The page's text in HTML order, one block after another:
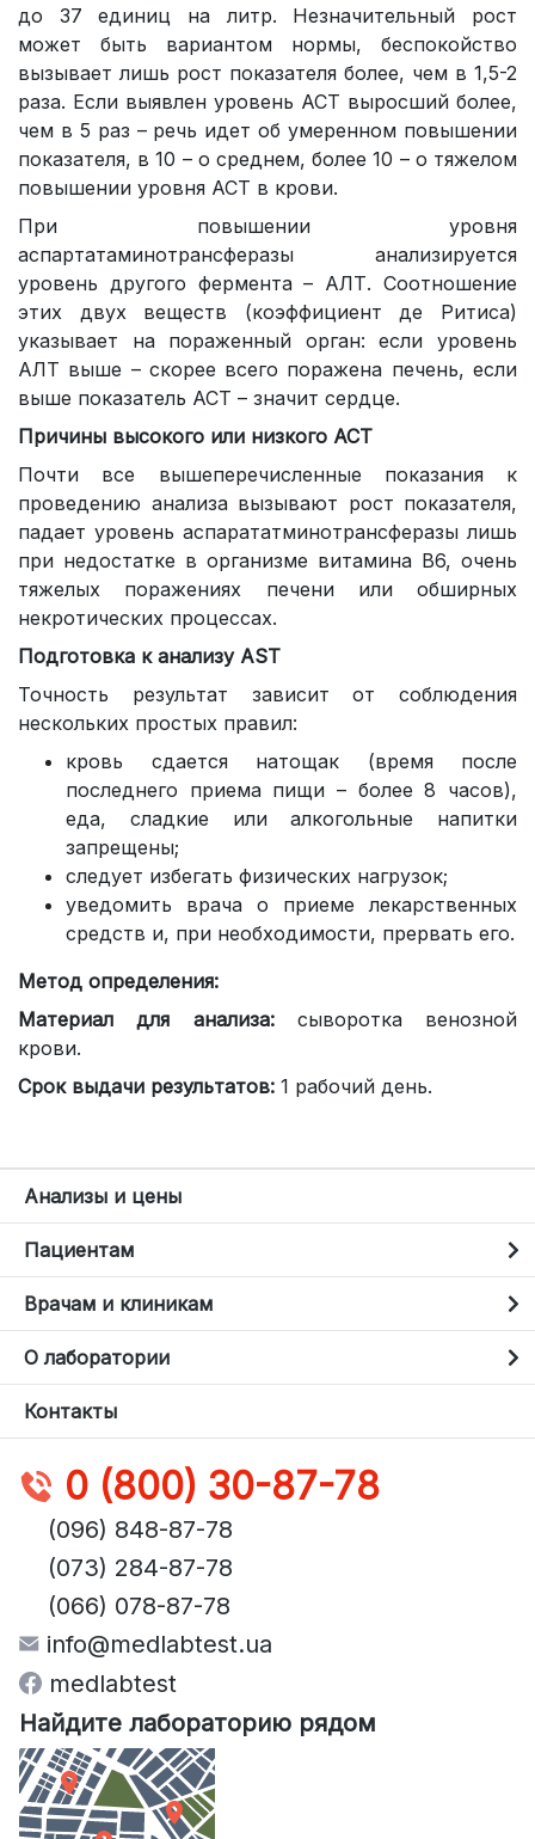
до 37 единиц на литр. Незначительный рост
может быть вариантом нормы, беспокойство
вызывает лишь рост показателя более, чем в 1,5-2
раза. Если выявлен уровень АСТ выросший более,
чем в 5 раз – речь идет об умеренном повышении
показателя, в 10 – о среднем, более 10 – о тяжелом
повышении уровня АСТ в крови.
При повышении уровня
аспартатаминотрансферазы анализируется
уровень другого фермента – АЛТ. Соотношение
этих двух веществ (коэффициент де Ритиса)
указывает на пораженный орган: если уровень
АЛТ выше – скорее всего поражена печень, если
выше показатель АСТ – значит сердце.
Причины высокого или низкого АСТ
Почти все вышеперечисленные показания к
проведению анализа вызывают рост показателя,
падает уровень аспарататминотрансферазы лишь
при недостатке в организме витамина В6, очень
тяжелых поражениях печени или обширных
некротических процессах.
Подготовка к анализу AST
Точность результат зависит от соблюдения
нескольких простых правил:
кровь сдается натощак (время после
последнего приема пищи – более 8 часов),
еда, сладкие или алкогольные напитки
запрещены;
следует избегать физических нагрузок;
уведомить врача о приеме лекарственных
средств и, при необходимости, прервать его.
Метод определения:
Материал для анализа:сыворотка венозной
крови.
Срок выдачи результатов: 1 рабочий день.
Анализы и цены
Пациентам
Врачам и клиникам
О лаборатории
Контакты
0 (800) 30-87-78
(096) 848-87-78
(073) 284-87-78
(066) 078-87-78
info@medlabtest.ua
medlabtest
Найдите лабораторию рядом